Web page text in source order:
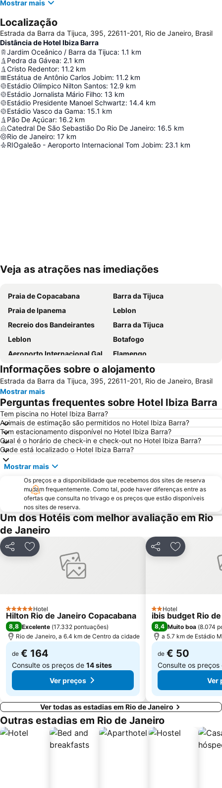
Mostrar mais
Localização
Estrada da Barra da Tijuca, 395, 22611-201, Rio de Janeiro, Brasil
Distância de Hotel Ibiza Barra
Jardim Oceânico / Barra da Tijuca: 1.1 km
Pedra da Gávea: 2.1 km
Cristo Redentor: 11.2 km
Estátua de Antônio Carlos Jobim: 11.2 km
Estádio Olímpico Nilton Santos: 12.9 km
Estádio Jornalista Mário Filho: 13 km
Estádio Presidente Manoel Schwartz: 14.4 km
Estádio Vasco da Gama: 15.1 km
Pão De Açúcar: 16.2 km
Catedral De São Sebastião Do Rio De Janeiro: 16.5 km
Rio de Janeiro: 17 km
RIOgaleão - Aeroporto Internacional Tom Jobim: 23.1 km
Ampliar mapa
Veja as atrações nas imediações
Praia de Copacabana
Barra da Tijuca
Praia de Ipanema
Leblon
Recreio dos Bandeirantes
Barra da Tijuca
Leblon
Botafogo
Aeroporto Internacional Galeão - Antônio Carlos Jobim
Flamengo
Lapa
Aeroporto do Rio de Janeiro - Santos Dumont
Arpoador
Catete
Parque Olímpico
Avenida Atlântica
Centro
Rock in Rio - Cidade do Rock
Praia do Leme
Consulado Geral dos Estados Unidos
Estádio Mário Filho ou Maracanã
Laranjeiras
Praia do Recreio
Praia de Icaraí
Leme
Terminal Rodoviário Novo Rio Praia do Flamengo
Ilha de Paquetá
Praia de São Conrado
Rio Centro
Santa Teresa
Riocentro Convention Centre
Corcovado - Cristo Redentor
Arcos da Lapa
Centro Olímpico de Tênis
Norte Shopping
Praia de Itacoatiara
Jardim Botânico
Central do Brasil
AquaRio
Voo de Asa Delta
Engenhão
Maracanã Metro Station
Informações sobre o alojamento
Estrada da Barra da Tijuca, 395, 22611-201, Rio de Janeiro, Brasil
Mostrar mais
Perguntas frequentes sobre Hotel Ibiza Barra
Tem piscina no Hotel Ibiza Barra?
Animais de estimação são permitidos no Hotel Ibiza Barra?
Tem estacionamento disponível no Hotel Ibiza Barra?
Qual é o horário de check-in e check-out no Hotel Ibiza Barra?
Onde está localizado o Hotel Ibiza Barra?
Mostrar mais
Os preços e a disponibilidade que recebemos dos sites de reserva
mudam frequentemente. Como tal, pode haver diferenças entre as
ofertas que consulta no trivago e os preços que estão disponíveis
nos sites de reserva.
Um dos Hotéis com melhor avaliação em Rio
de Janeiro
PartilharAdicionar aos favoritos
5 EstrelasHotel
Hilton Rio de Janeiro Copacabana
8,8 Excelente (17.332 pontuações)
Rio de Janeiro, a 6.4 km de Centro da cidade
de € 164
Consulte os preços de 14 sites
Ver preços
PartilharAdicionar
2 Estrelas
Hotel
ibis budget Rio
8,4 Muito boa (8.074
a 5.7 km de Estádio
de € 50
Consulte os
Ver
Ver todas as estadias em Rio de Janeiro
Outras estadias em Rio de Janeiro